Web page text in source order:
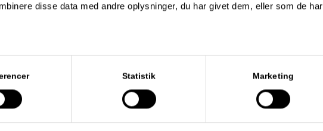
disse data med andre oplysninger, du har givet dem, eller som de har
Statistik Marketing
Ydelser
Bil kørekort